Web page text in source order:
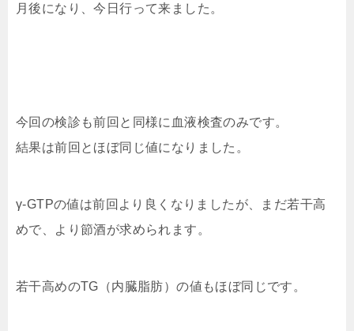
月後になり、今日行って来ました。
今回の検診も前回と同様に血液検査のみです。
結果は前回とほぼ同じ値になりました。
γ-GTPの値は前回より良くなりましたが、まだ若干高
めで、より節酒が求められます。
若干高めのTG（内臓脂肪）の値もほぼ同じです。